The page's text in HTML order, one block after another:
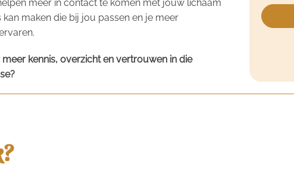
meer in contact te komen met jouw lichaam
maken die bij jou passen en je meer
kennis, overzicht en vertrouwen in die